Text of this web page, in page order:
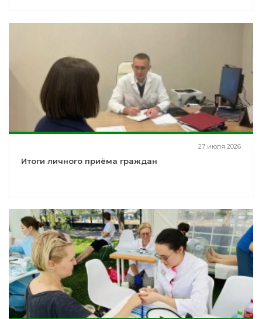
27 июля 2026
Итоги личного приёма граждан